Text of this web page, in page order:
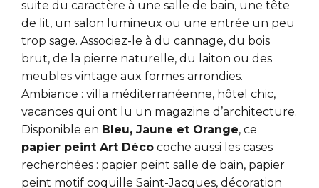
suite du caractère à une salle de bain, une tête
de lit, un salon lumineux ou une entrée un peu
trop sage. Associez-le à du cannage, du bois
brut, de la pierre naturelle, du laiton ou des
meubles vintage aux formes arrondies.
Ambiance : villa méditerranéenne, hôtel chic,
vacances qui ont lu un magazine d’architecture.
Disponible en Bleu, Jaune et Orange, ce
papier peint Art Déco coche aussi les cases
recherchées : papier peint salle de bain, papier
peint motif coquille Saint-Jacques, décoration